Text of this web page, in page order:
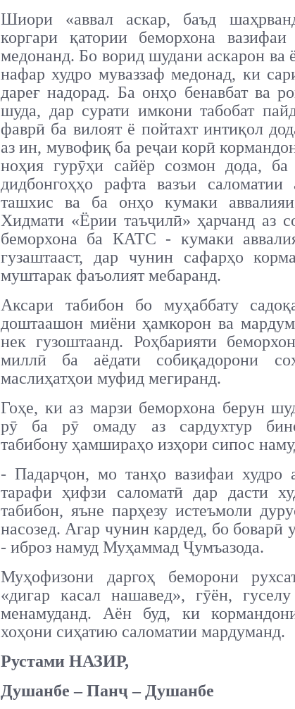
Шиори «аввал аскар, баъд
коргари қатории беморхона вазифаи
медонанд. Бо ворид шудани аскарон ва
нафар худро муваззаф медонад, ки
дареғ надорад. Ба онҳо бенавбат ва
шуда, дар сурати имкони табобат
фаврӣ ба вилоят ё пойтахт интиқол
аз ин, мувофиқ ба реҷаи корӣ
ноҳия гурӯҳи сайёр созмон дода,
дидбонгоҳҳо рафта вазъи саломатии
ташхис ва ба онҳо кумаки
Хидмати «Ёрии таъҷилӣ» ҳарчанд аз
беморхона ба КАТС - кумаки
гузаштааст, дар чунин сафарҳо
муштарак фаъолият мебаранд.
Аксари табибон бо муҳаббату
доштаашон миёни ҳамкорон ва
нек гузоштаанд. Роҳбарияти
миллӣ ба аёдати собиқадорони
маслиҳатҳои муфид мегиранд.
Гоҳе, ки аз марзи беморхона берун
рӯ ба рӯ омаду аз сардухтур
табибону ҳамшираҳо изҳори сипос
- Падарҷон, мо танҳо вазифаи
тарафи ҳифзи саломатӣ дар дасти
табибон, яъне парҳезу истеъмоли
насозед. Агар чунин кардед, бо боварӣ
- иброз намуд Муҳаммад Ҷумъазода.
Муҳофизони даргоҳ беморони
«дигар касал нашавед», гӯён,
менамуданд. Аён буд, ки
хоҳони сиҳатию саломатии мардуманд.
Рустами НАЗИР,
Душанбе – Панҷ – Душанбе